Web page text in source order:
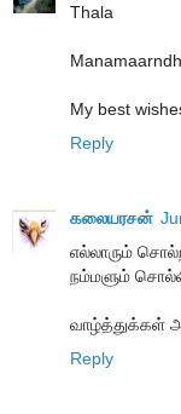
Thala
My best
Reply
கலையரசன்
எல்லாரும்
நம்மளும்
Reply